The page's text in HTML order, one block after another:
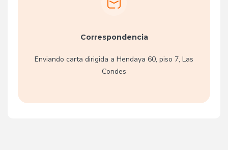
Correspondencia
Enviando carta dirigida a Hendaya 60, piso 7, Las
Condes